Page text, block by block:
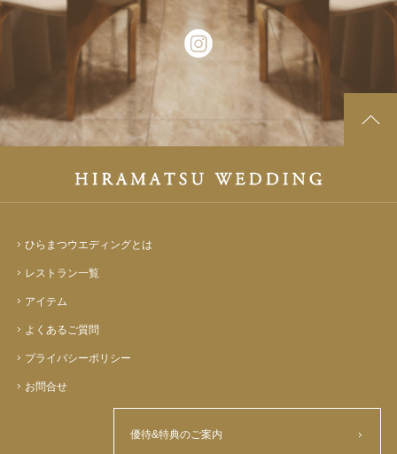
ひらまつウエディングとは
レストラン一覧
アイテム
よくあるご質問
プライバシーポリシー
お問合せ
優待&特典のご案内